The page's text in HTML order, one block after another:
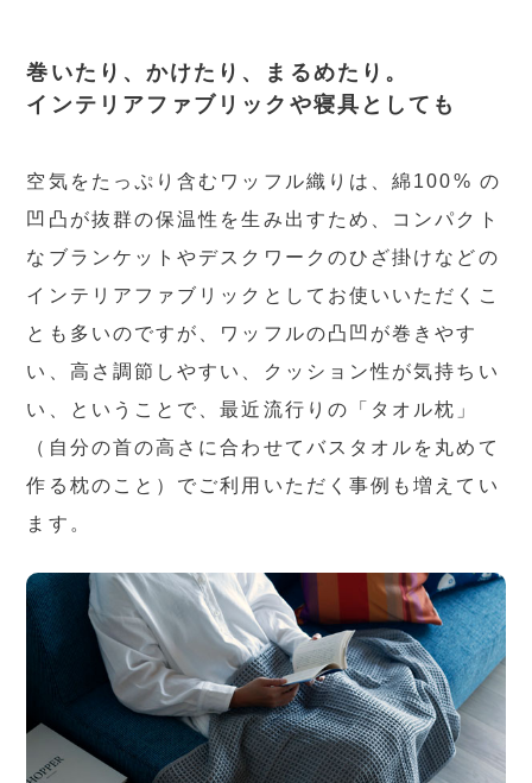
巻いたり、かけたり、まるめたり。
インテリアファブリックや寝具としても
空気をたっぷり含むワッフル織りは、綿100% の
凹凸が抜群の保温性を生み出すため、コンパクト
なブランケットやデスクワークのひざ掛けなどの
インテリアファブリックとしてお使いいただくこ
とも多いのですが、ワッフルの凸凹が巻きやす
い、高さ調節しやすい、クッション性が気持ちい
い、ということで、最近流行りの「タオル枕」
（自分の首の高さに合わせてバスタオルを丸めて
作る枕のこと）でご利用いただく事例も増えてい
ます。